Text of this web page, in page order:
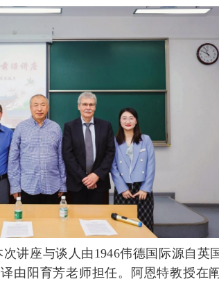
讲座与谈人由1946伟德国际源自英
由阳育芳老师担任。阿恩特教授在